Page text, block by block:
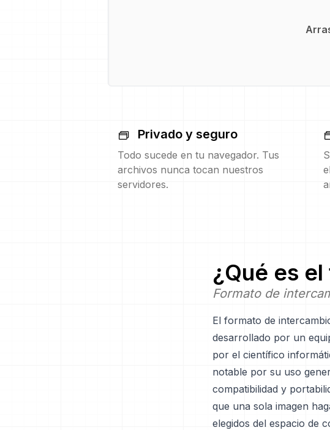
Privado y seguro
Todo sucede en tu navegador. Tus
archivos nunca tocan nuestros
servidores.
¿Qué es
Formato de
El formato de
desarrollado por un
por el científico
notable por su uso
compatibilidad y
que una sola imagen
elegidos del espacio de